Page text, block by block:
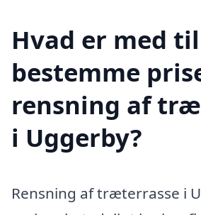
Hvad er med
bestemme
rensning af
i Uggerby?
Rensning af træterrasse i